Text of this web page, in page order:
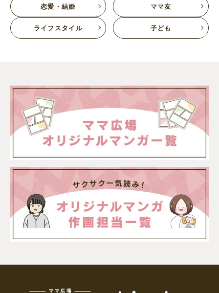
恋愛・結婚 ママ友
ライフスタイル 子ども